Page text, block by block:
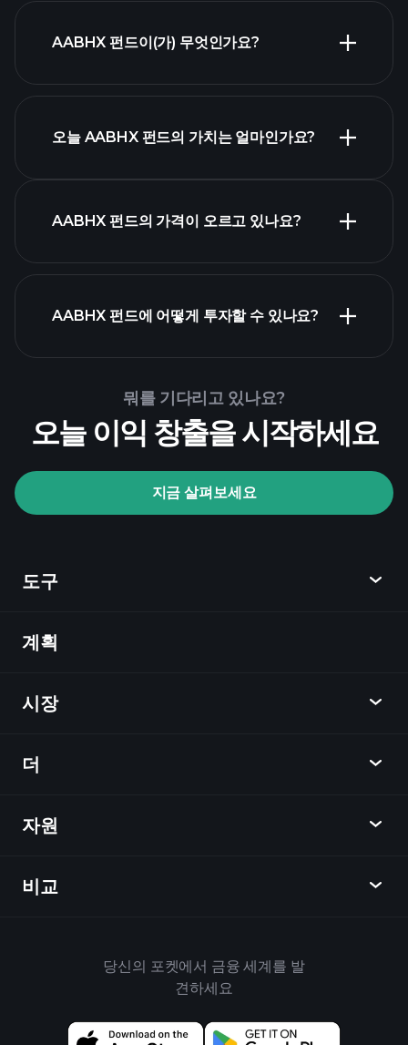
AABHX 펀드이(가) 무엇인가요?
오늘 AABHX 펀드의 가치는 얼마인가요?
AABHX 펀드의 가격이 오르고 있나요?
AABHX 펀드에 어떻게 투자할 수 있나요?
추천 브로커
뭐를 기다리고 있나요?
오늘 이익 창출을 시작하세요
지금 살펴보세요
도구
발견
차트
뉴스
학습 허브
메신저
계획
시장
개요
외환
지수
더
제휴사가 되다
회사
Playtrade 소개
자원
도움말 센터
개인 정보 보호 정책
비교
Yahoo Finance
당신의 포켓에서 금융 세계를 발
견하세요